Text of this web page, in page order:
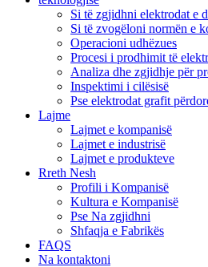
Si të zgjidhni elektrodat e
Si të zvogëloni normën e
Operacioni udhëzues
Procesi i prodhimit të
Analiza dhe zgjidhje për
Inspektimi i cilësisë
Pse elektrodat grafit
Lajme
Lajmet e kompanisë
Lajmet e industrisë
Lajmet e produkteve
Rreth Nesh
Profili i Kompanisë
Kultura e Kompanisë
Pse Na zgjidhni
Shfaqja e Fabrikës
FAQS
Na kontaktoni